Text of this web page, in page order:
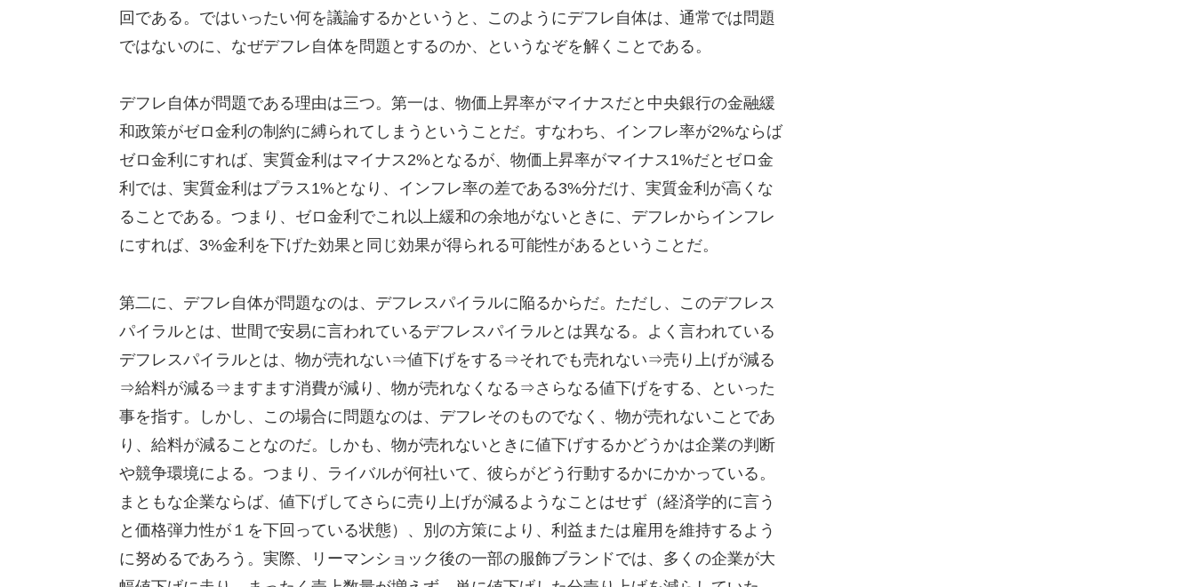
回である。ではいったい何を議論するかというと、このようにデフレ自体は、通常では問題
ではないのに、なぜデフレ自体を問題とするのか、というなぞを解くことである。
デフレ自体が問題である理由は三つ。第一は、物価上昇率がマイナスだと中央銀行の金融緩
和政策がゼロ金利の制約に縛られてしまうということだ。すなわち、インフレ率が2%ならば
ゼロ金利にすれば、実質金利はマイナス2%となるが、物価上昇率がマイナス1%だとゼロ金
利では、実質金利はプラス1%となり、インフレ率の差である3%分だけ、実質金利が高くな
ることである。つまり、ゼロ金利でこれ以上緩和の余地がないときに、デフレからインフレ
にすれば、3%金利を下げた効果と同じ効果が得られる可能性があるということだ。
第二に、デフレ自体が問題なのは、デフレスパイラルに陥るからだ。ただし、このデフレス
パイラルとは、世間で安易に言われているデフレスパイラルとは異なる。よく言われている
デフレスパイラルとは、物が売れない⇒値下げをする⇒それでも売れない⇒売り上げが減る
⇒給料が減る⇒ますます消費が減り、物が売れなくなる⇒さらなる値下げをする、といった
事を指す。しかし、この場合に問題なのは、デフレそのものでなく、物が売れないことであ
り、給料が減ることなのだ。しかも、物が売れないときに値下げするかどうかは企業の判断
や競争環境による。つまり、ライバルが何社いて、彼らがどう行動するかにかかっている。
まともな企業ならば、値下げしてさらに売り上げが減るようなことはせず（経済学的に言う
と価格弾力性が１を下回っている状態）、別の方策により、利益または雇用を維持するよう
に努めるであろう。実際、リーマンショック後の一部の服飾ブランドでは、多くの企業が大